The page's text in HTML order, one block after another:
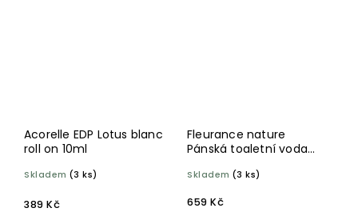
Acorelle EDP Lotus blanc
roll on 10ml
Skladem (3 ks)
389 Kč
Fleurance nature
Pánská toaletní voda
ml
Skladem (3 ks)
659 Kč